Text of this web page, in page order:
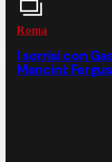
Roma
I sorrisi con
Mancini: